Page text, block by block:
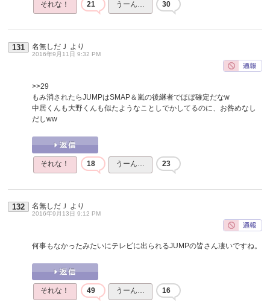
それな！ 21 うーん… 30
131 名無しだＪ より
2016年9月11日 9:32 PM
>>29
もみ消されたらJUMPはSMAP＆嵐の後継者でほぼ確定だなw
中居くんも大野くんも似たようなことしでかしてるのに、お咎めなし
だしww
それな！ 18 うーん… 23
132 名無しだＪ より
2016年9月13日 9:12 PM
何事もなかったみたいにテレビに出られるJUMPの皆さん凄いですね。
それな！ 49 うーん… 16